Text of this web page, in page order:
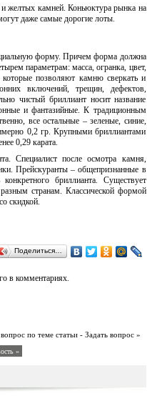
желтых камней. Коньюктура рынка на
даже самые дорогие лоты.
форму. Причем форма должна
параметрам: масса, огранка, цвет,
которые позволяют камню сверкать и
включений, трещин, дефектов,
чистый бриллиант носит название
и фантазийные. К традиционным
все остальные – зеленые, синие,
0,2 гр. Крупными бриллиантами
0,29 карата.
Специалист после осмотра камня,
Прейскуранты – общепризнанные в
бриллианта. Существует
странам. Классической формой
скидкой.
Поделиться…
в комментариях.
по теме статьи - Задать вопрос »
»